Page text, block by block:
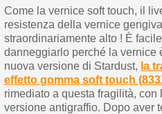
Come la vernice soft touch, il
resistenza della vernice
straordinariamente alto ! È
danneggiarlo perché la vernice
nuova versione di Stardust, la
effetto gomma soft touch
rimediato a questa fragilità, con
versione antigraffio. Dopo aver